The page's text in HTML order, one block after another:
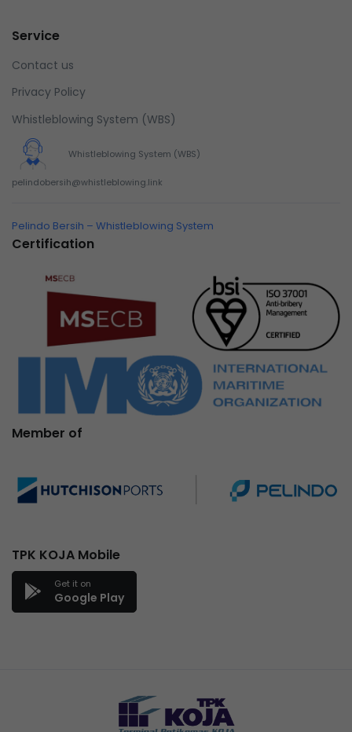
Service
Contact us
Privacy Policy
Whistleblowing System (WBS)
Whistleblowing System (WBS)
pelindobersih@whistleblowing.link
Pelindo Bersih – Whistleblowing System
Certification
Member of
TPK KOJA Mobile
Get it on
Google Play